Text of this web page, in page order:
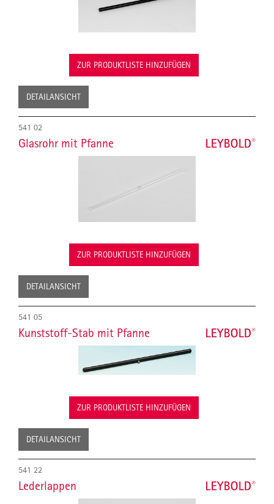
ZUR PRODUKTLISTE HINZUFÜGEN
DETAILANSICHT
541 02
Glasrohr mit Pfanne
ZUR PRODUKTLISTE HINZUFÜGEN
DETAILANSICHT
541 05
Kunststoff-Stab mit Pfanne
ZUR PRODUKTLISTE HINZUFÜGEN
DETAILANSICHT
541 22
Lederlappen